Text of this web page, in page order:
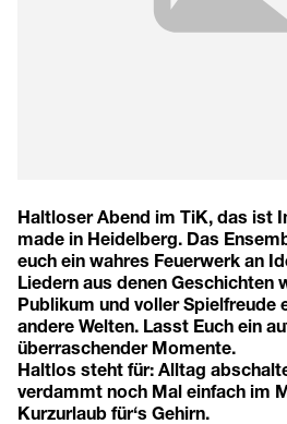
Haltloser Abend im TiK, das ist
made in Heidelberg. Das
euch ein wahres Feuerwerk an
Liedern aus denen Geschichten
Publikum und voller Spielfreude
andere Welten. Lasst Euch ein
überraschender Momente.
Haltlos steht für: Alltag
verdammt noch Mal einfach im
Kurzurlaub für‘s Gehirn.